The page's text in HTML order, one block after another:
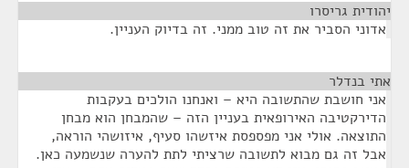
יהודית גריסרו
אדוני הסביר את זה טוב ממני. זה בדיוק העניין.
אתי בנדלר
אני חושבת שהתשובה היא – ואנחנו הולכים בעקבות
הדירקטיבה האירופאית בעניין הזה – שהמבחן הוא מבחן
התוצאה. אולי אני מפספסת איזשהו סעיף, איזושהי הוראה,
אבל זה גם מבוא לתשובה שרציתי לתת להערה שנשמעה כאן.